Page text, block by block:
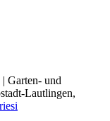
Garten- und
Lautlingen,